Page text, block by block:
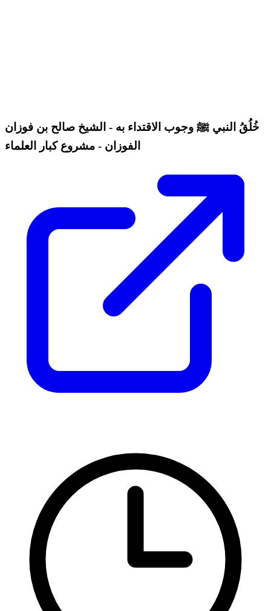
خُلُقُ النبي ﷺ وجوب الاقتداء به - الشيخ صالح بن فوزان
الفوزان - مشروع كبار العلماء